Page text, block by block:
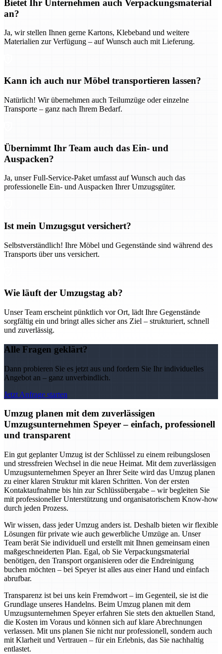
Bietet Ihr Unternehmen auch Verpackungsmaterial
an?
Ja, wir stellen Ihnen gerne Kartons, Klebeband und weitere
Materialien zur Verfügung – auf Wunsch auch mit Lieferung.
Kann ich auch nur Möbel transportieren lassen?
Natürlich! Wir übernehmen auch Teilumzüge oder einzelne
Transporte – ganz nach Ihrem Bedarf.
Übernimmt Ihr Team auch das Ein- und
Auspacken?
Ja, unser Full-Service-Paket umfasst auf Wunsch auch das
professionelle Ein- und Auspacken Ihrer Umzugsgüter.
Ist mein Umzugsgut versichert?
Selbstverständlich! Ihre Möbel und Gegenstände sind während des
Transports über uns versichert.
Wie läuft der Umzugstag ab?
Unser Team erscheint pünktlich vor Ort, lädt Ihre Gegenstände
sorgfältig ein und bringt alles sicher ans Ziel – strukturiert, schnell
und zuverlässig.
Alle Fragen geklärt?
Dann probieren Sie es jetzt aus und fordern Sie Ihr individuelles
Angebot an – ganz unverbindlich.
Jetzt Anfrage starten
Umzug planen mit dem zuverlässigen
Umzugsunternehmen Speyer – einfach, professionell
und transparent
Ein gut geplanter Umzug ist der Schlüssel zu einem reibungslosen
und stressfreien Wechsel in die neue Heimat. Mit dem zuverlässigen
Umzugsunternehmen Speyer an Ihrer Seite wird das Umzug planen
zu einer klaren Struktur mit klaren Schritten. Von der ersten
Kontaktaufnahme bis hin zur Schlüssübergabe – wir begleiten Sie
mit professioneller Unterstützung und organisatorischem Know-how
durch jeden Prozess.
Wir wissen, dass jeder Umzug anders ist. Deshalb bieten wir flexible
Lösungen für private wie auch gewerbliche Umzüge an. Unser
Team berät Sie individuell und erstellt mit Ihnen gemeinsam einen
maßgeschneiderten Plan. Egal, ob Sie Verpackungsmaterial
benötigen, den Transport organisieren oder die Endreinigung
buchen möchten – bei Speyer ist alles aus einer Hand und einfach
abrufbar.
Transparenz ist bei uns kein Fremdwort – im Gegenteil, sie ist die
Grundlage unseres Handelns. Beim Umzug planen mit dem
Umzugsunternehmen Speyer erfahren Sie stets den aktuellen Stand,
die Kosten im Voraus und können sich auf klare Abrechnungen
verlassen. Mit uns planen Sie nicht nur professionell, sondern auch
mit Klarheit und Vertrauen – für ein Erlebnis, das Sie nachhaltig
entlastet.